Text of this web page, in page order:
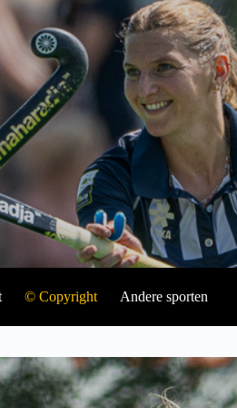
© Copyright Andere sporten